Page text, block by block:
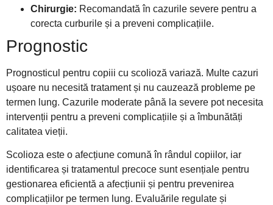
Chirurgie: Recomandată în cazurile severe pentru a
corecta curburile și a preveni complicațiile.
Prognostic
Prognosticul pentru copiii cu scolioză variază. Multe cazuri
ușoare nu necesită tratament și nu cauzează probleme pe
termen lung. Cazurile moderate până la severe pot necesita
intervenții pentru a preveni complicațiile și a îmbunătăți
calitatea vieții.
Scolioza este o afecțiune comună în rândul copiilor, iar
identificarea și tratamentul precoce sunt esențiale pentru
gestionarea eficientă a afecțiunii și pentru prevenirea
complicațiilor pe termen lung. Evaluările regulate și